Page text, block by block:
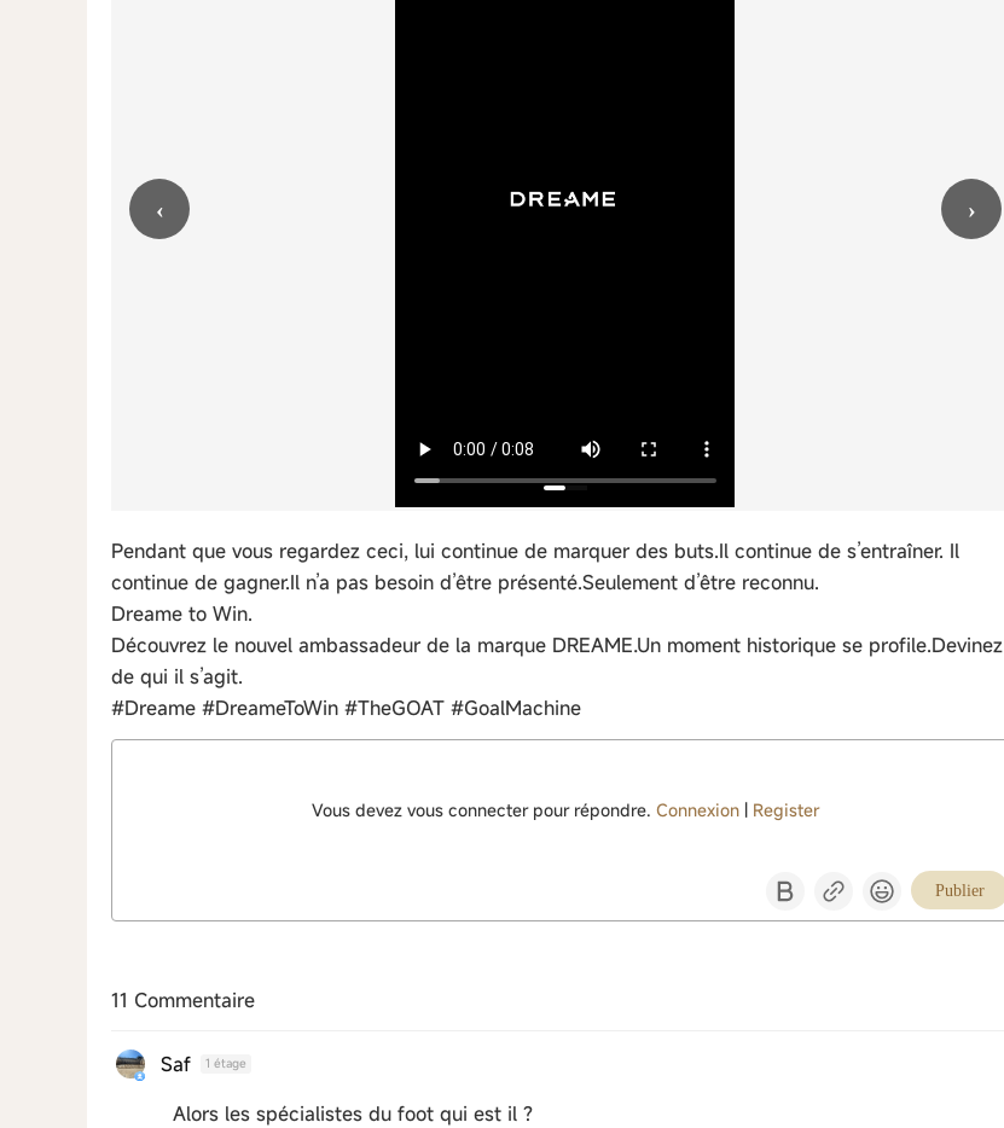
‹ ›
Pendant que vous regardez ceci, lui continue de marquer des buts.Il continue de s’entraîner. Il
continue de gagner.Il n’a pas besoin d’être présenté.Seulement d’être reconnu.
Dreame to Win.
Découvrez le nouvel ambassadeur de la marque DREAME.Un moment historique se profile.Devinez
de qui il s’agit.
#Dreame #DreameToWin #TheGOAT #GoalMachine
Vous devez vous connecter pour répondre. Connexion | Register
Publier
11 Commentaire
Saf 1 étage
Alors les spécialistes du foot qui est il ?